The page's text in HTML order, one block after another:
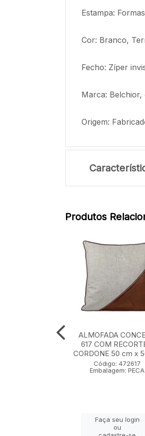
Estampa:
Cor: Branco,
Fecho: Zíper
Marca: Belchior,
Origem:
Produtos
ALMOFADA
617 COM
CORDONE 50 cm x
Código: 472617
Embalagem: PECA
Faça seu login
ou